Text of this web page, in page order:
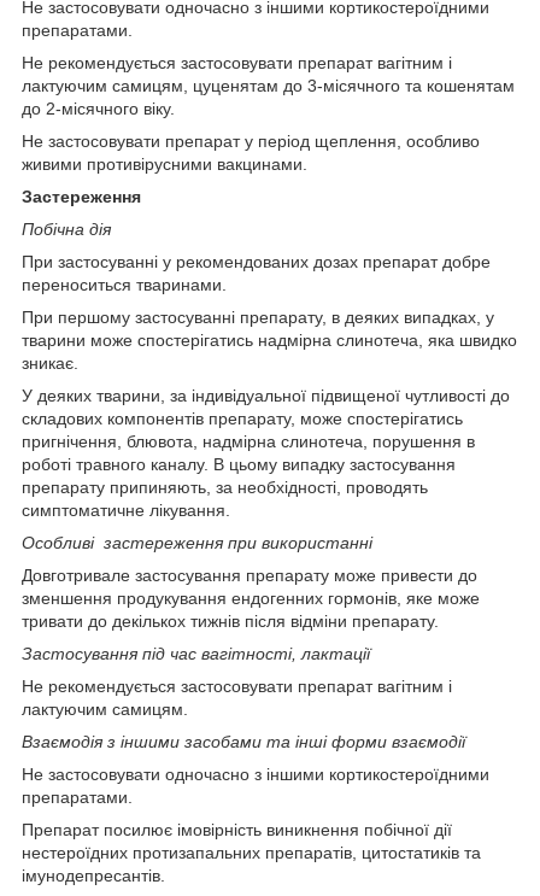
Не застосовувати одночасно з іншими кортикостероїдними
препаратами.
Не рекомендується застосовувати препарат вагітним і
лактуючим самицям, цуценятам до 3-місячного та кошенятам
до 2-місячного віку.
Не застосовувати препарат у період щеплення, особливо
живими противірусними вакцинами.
Застереження
Побічна дія
При застосуванні у рекомендованих дозах препарат добре
переноситься тваринами.
При першому застосуванні препарату, в деяких випадках, у
тварини може спостерігатись надмірна слинотеча, яка швидко
зникає.
У деяких тварини, за індивідуальної підвищеної чутливості до
складових компонентів препарату, може спостерігатись
пригнічення, блювота, надмірна слинотеча, порушення в
роботі травного каналу. В цьому випадку застосування
препарату припиняють, за необхідності, проводять
симптоматичне лікування.
Особливі застереження при використанні
Довготривале застосування препарату може привести до
зменшення продукування ендогенних гормонів, яке може
тривати до декількох тижнів після відміни препарату.
Застосування під час вагітності, лактації
Не рекомендується застосовувати препарат вагітним і
лактуючим самицям.
Взаємодія з іншими засобами та інші форми взаємодії
Не застосовувати одночасно з іншими кортикостероїдними
препаратами.
Препарат посилює імовірність виникнення побічної дії
нестероїдних протизапальних препаратів, цитостатиків та
імунодепресантів.